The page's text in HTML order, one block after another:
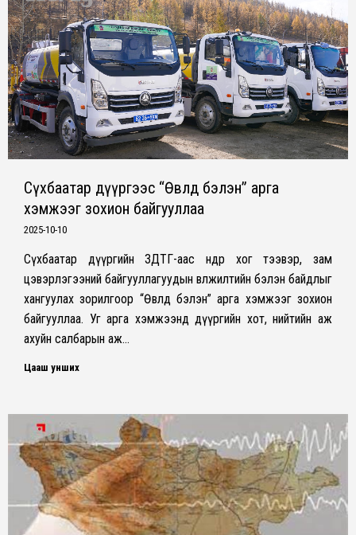
Сүхбаатар дүүргээс “Өвөлд бэлэн” арга
хэмжээг зохион байгууллаа
2025-10-10
Сүхбаатар дүүргийн ЗДТГ-аас өнөөдөр хог тээвэр, зам
цэвэрлэгээний байгууллагуудын өвөлжилтийн бэлэн байдлыг
хангуулах зорилгоор “Өвөлд бэлэн” арга хэмжээг зохион
байгууллаа. Уг арга хэмжээнд дүүргийн хот, нийтийн аж
ахуйн салбарын аж…
Цааш унших